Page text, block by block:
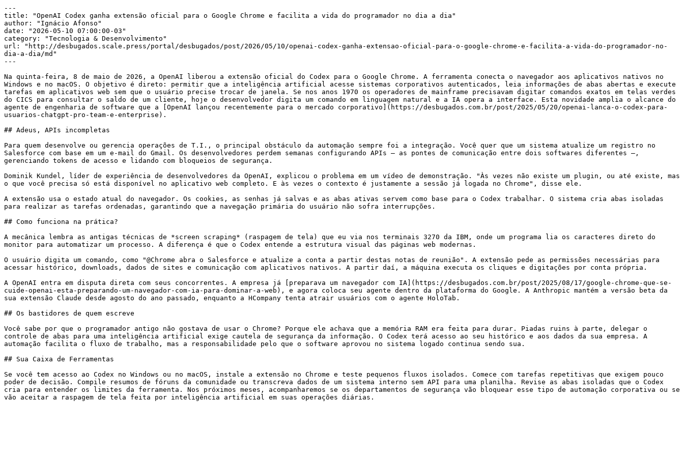
---
title: "OpenAI Codex ganha extensão oficial para o Google Chrome e facilita a vida do programador no dia a dia"
author: "Ignácio Afonso"
date: "2026-05-10 07:00:00-03"
category: "Tecnologia & Desenvolvimento"
url: "http://desbugados.scale.press/portal/desbugados/post/2026/05/10/openai-codex-ganha-extensao-oficial-para-o-google-chrome-e-facilita-a-vida-do-programador-no-
dia-a-dia/md"
---
Na quinta-feira, 8 de maio de 2026, a OpenAI liberou a extensão oficial do Codex para o Google Chrome. A ferramenta conecta o navegador aos aplicativos nativos no
Windows e no macOS. O objetivo é direto: permitir que a inteligência artificial acesse sistemas corporativos autenticados, leia informações de abas abertas e execute
tarefas em aplicativos web sem que o usuário precise trocar de janela. Se nos anos 1970 os operadores de mainframe precisavam digitar comandos exatos em telas verdes
do CICS para consultar o saldo de um cliente, hoje o desenvolvedor digita um comando em linguagem natural e a IA opera a interface. Esta novidade amplia o alcance do
agente de engenharia de software que a [OpenAI lançou recentemente para o mercado corporativo](https://desbugados.com.br/post/2025/05/20/openai-lanca-o-codex-para-
usuarios-chatgpt-pro-team-e-enterprise).
## Adeus, APIs incompletas
Para quem desenvolve ou gerencia operações de T.I., o principal obstáculo da automação sempre foi a integração. Você quer que um sistema atualize um registro no
Salesforce com base em um e-mail do Gmail. Os desenvolvedores perdem semanas configurando APIs — as pontes de comunicação entre dois softwares diferentes —,
gerenciando tokens de acesso e lidando com bloqueios de segurança.
Dominik Kundel, líder de experiência de desenvolvedores da OpenAI, explicou o problema em um vídeo de demonstração. "Às vezes não existe um plugin, ou até existe, mas
o que você precisa só está disponível no aplicativo web completo. E às vezes o contexto é justamente a sessão já logada no Chrome", disse ele.
A extensão usa o estado atual do navegador. Os cookies, as senhas já salvas e as abas ativas servem como base para o Codex trabalhar. O sistema cria abas isoladas
para realizar as tarefas ordenadas, garantindo que a navegação primária do usuário não sofra interrupções.
## Como funciona na prática?
A mecânica lembra as antigas técnicas de *screen scraping* (raspagem de tela) que eu via nos terminais 3270 da IBM, onde um programa lia os caracteres direto do
monitor para automatizar um processo. A diferença é que o Codex entende a estrutura visual das páginas web modernas.
O usuário digita um comando, como "@Chrome abra o Salesforce e atualize a conta a partir destas notas de reunião". A extensão pede as permissões necessárias para
acessar histórico, downloads, dados de sites e comunicação com aplicativos nativos. A partir daí, a máquina executa os cliques e digitações por conta própria.
A OpenAI entra em disputa direta com seus concorrentes. A empresa já [preparava um navegador com IA](https://desbugados.com.br/post/2025/08/17/google-chrome-que-se-
cuide-openai-esta-preparando-um-navegador-com-ia-para-dominar-a-web), e agora coloca seu agente dentro da plataforma do Google. A Anthropic mantém a versão beta da
sua extensão Claude desde agosto do ano passado, enquanto a HCompany tenta atrair usuários com o agente HoloTab.
## Os bastidores de quem escreve
Você sabe por que o programador antigo não gostava de usar o Chrome? Porque ele achava que a memória RAM era feita para durar. Piadas ruins à parte, delegar o
controle de abas para uma inteligência artificial exige cautela de segurança da informação. O Codex terá acesso ao seu histórico e aos dados da sua empresa. A
automação facilita o fluxo de trabalho, mas a responsabilidade pelo que o software aprovou no sistema logado continua sendo sua.
## Sua Caixa de Ferramentas
Se você tem acesso ao Codex no Windows ou no macOS, instale a extensão no Chrome e teste pequenos fluxos isolados. Comece com tarefas repetitivas que exigem pouco
poder de decisão. Compile resumos de fóruns da comunidade ou transcreva dados de um sistema interno sem API para uma planilha. Revise as abas isoladas que o Codex
cria para entender os limites da ferramenta. Nos próximos meses, acompanharemos se os departamentos de segurança vão bloquear esse tipo de automação corporativa ou se
vão aceitar a raspagem de tela feita por inteligência artificial em suas operações diárias.